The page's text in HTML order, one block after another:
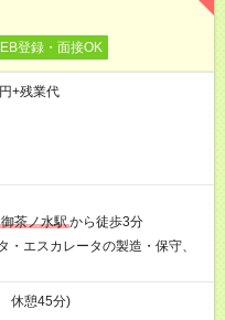
登録・面接OK
+残業代
御茶ノ水駅から徒歩3分
エスカレータの製造・保守、
休憩45分)